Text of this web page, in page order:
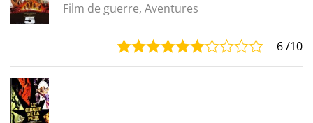
Film de guerre, Aventures
6/10